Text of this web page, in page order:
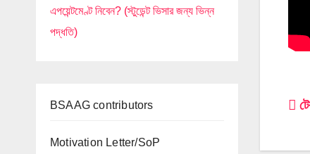
এপয়েন্টমেণ্ট নিবেন? (স্টুডেন্ট ভিসার জন্য ভিন্ন
পদ্ধতি)
BSAAG contributors
Motivation Letter/SoP